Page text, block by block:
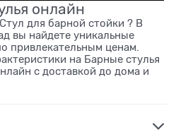
онлайн
для барной стойки ? В
вы найдете уникальные
привлекательным ценам.
на Барные стулья
с доставкой до дома и